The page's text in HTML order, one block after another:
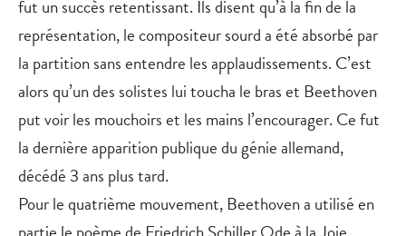
fut un succès retentissant. Ils disent qu’à la fin de la
représentation, le compositeur sourd a été absorbé par
la partition sans entendre les applaudissements. C’est
alors qu’un des solistes lui toucha le bras et Beethoven
put voir les mouchoirs et les mains l’encourager. Ce fut
la dernière apparition publique du génie allemand,
décédé 3 ans plus tard.
Pour le quatrième mouvement, Beethoven a utilisé en